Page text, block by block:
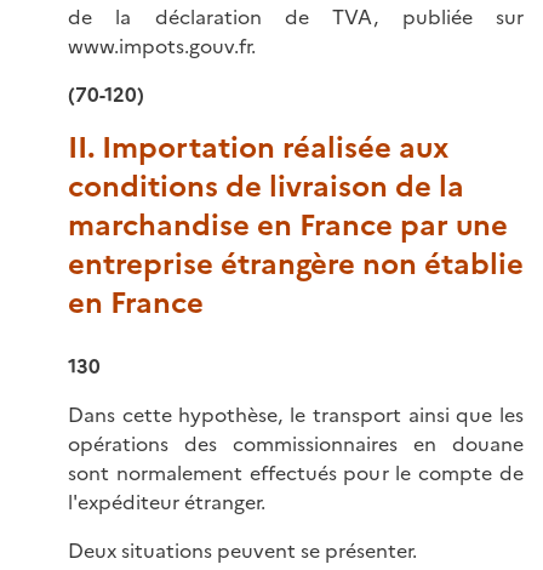
de la déclaration de TVA, publiée sur
www.impots.gouv.fr.
(70-120)
II. Importation réalisée aux
conditions de livraison de la
marchandise en France par une
entreprise étrangère non établie
en France
130
Dans cette hypothèse, le transport ainsi que les
opérations des commissionnaires en douane
sont normalement effectués pour le compte de
l'expéditeur étranger.
Deux situations peuvent se présenter.